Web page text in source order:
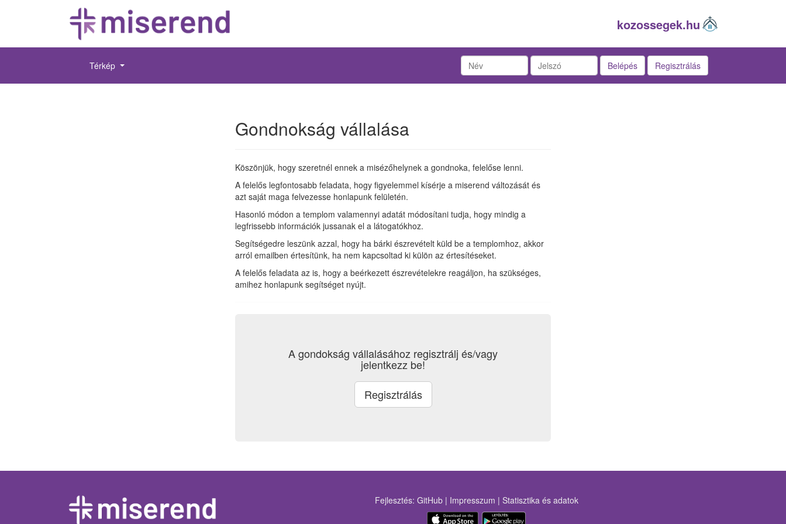
kozossegek.hu
Térkép Belépés Regisztrálás
Gondnokság vállalása
Köszönjük, hogy szeretnél ennek a misézőhelynek a gondnoka, felelőse lenni.
A felelős legfontosabb feladata, hogy figyelemmel kísérje a miserend változását és
azt saját maga felvezesse honlapunk felületén.
Hasonló módon a templom valamennyi adatát módosítani tudja, hogy mindig a
legfrissebb információk jussanak el a látogatókhoz.
Segítségedre leszünk azzal, hogy ha bárki észrevételt küld be a templomhoz, akkor
arról emailben értesítünk, ha nem kapcsoltad ki külön az értesítéseket.
A felelős feladata az is, hogy a beérkezett észrevételekre reagáljon, ha szükséges,
amihez honlapunk segítséget nyújt.
A gondokság vállalásához regisztrálj és/vagy
jelentkezz be!
Regisztrálás
Fejlesztés: GitHub| Impresszum | Statisztika és adatok